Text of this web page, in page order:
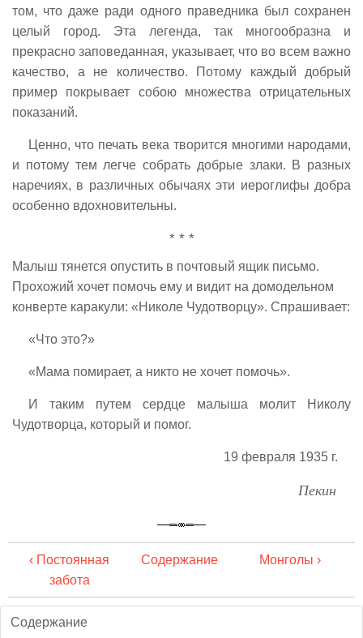
том, что даже ради одного праведника был сохранен
целый город. Эта легенда, так многообразна и
прекрасно заповеданная, указывает, что во всем важно
качество, а не количество. Потому каждый добрый
пример покрывает собою множества отрицательных
показаний.
Ценно, что печать века творится многими народами,
и потому тем легче собрать добрые злаки. В разных
наречиях, в различных обычаях эти иероглифы добра
особенно вдохновительны.
* * *
Малыш тянется опустить в почтовый ящик письмо.
Прохожий хочет помочь ему и видит на домодельном
конверте каракули: «Николе Чудотворцу». Спрашивает:
«Что это?»
«Мама помирает, а никто не хочет помочь».
И таким путем сердце малыша молит Николу
Чудотворца, который и помог.
19 февраля 1935 г.
Пекин
‹ Постоянная
забота
Содержание Монголы ›
Содержание